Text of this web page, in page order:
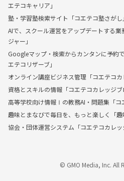
エテコキャリア」
塾・学習塾検索サイト「コエテコ塾さがし」
AIで、スクール運営をアップデートする
ジャー」
Googleマップ・検索からカンタンに予約
エテコリザーブ」
オンライン講座ビジネス管理「コエテコカ
資格とスキルの情報「コエテコカレッジブ
高等学校向け情報Ⅰの教務AI・問題集「コ
趣味とまなびで毎日を、もっと楽しく「趣
協会・団体運営システム「コエテコカレッ
© GMO Media, Inc. All